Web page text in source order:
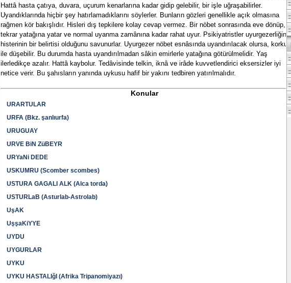
Hattâ hasta çatıya, duvara, uçurum kenarlarına kadar gidip gelebilir, bir işle uğraşabilirler.
Uyandıklarında hiçbir şey hatırlamadıklarını söylerler. Bunların gözleri genellikle açık olmasına
rağmen kör bakışlıdır. Hisleri dış tepkilere kolay cevap vermez. Bir nöbet sonrasında eve dönüp,
tekrar yatağına yatar ve normal uyanma zamânına kadar rahat uyur. Psikiyatristler uyurgezerliğin
histerinin bir belirtisi olduğunu savunurlar. Uyurgezer nöbet esnâsında uyandırılacak olursa, korku
ile düşebilir. Bu durumda hasta uyandırılmadan sâkin emirlerle yatağına götürülmelidir. Yaş
ilerledikçe azalır. Hattâ kaybolur. Tedâvisinde telkin, iknâ ve irâde kuvvetlendirici eksersizler iyi
netice verir. Bu şahısların yanında uykusu hafif bir yakını tedbiren yatırılmalıdır.
Konular
URARTULAR
URFA (Bkz. şanlıurfa)
URUGUAY
URVE BiN ZüBEYR
URYaNi DEDE
USKUMRU (Scomber scombes)
USTURA GAGALI ALK (Alca torda)
USTURLaB (Asturlab-Astrolab)
UşAK
UşşaKiYYE
UYDU
UYGURLAR
UYKU
UYKU HASTALIğI (Afrika Tripanomiyazı)